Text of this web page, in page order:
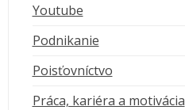
Youtube
Podnikanie
Poisťovníctvo
Práca, kariéra a motivácia